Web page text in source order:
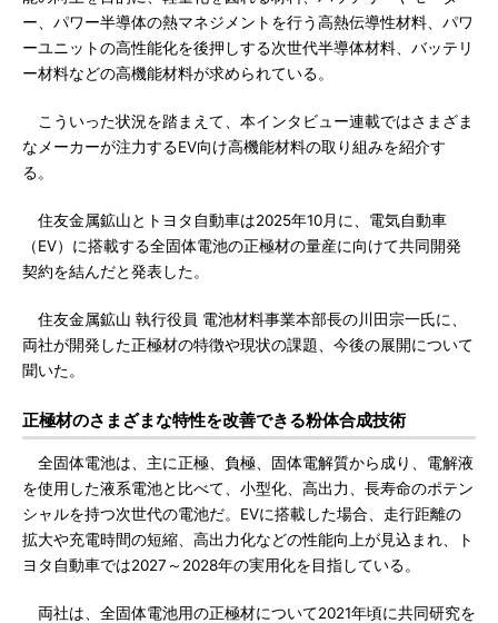
ー、パワー半導体の熱マネジメントを行う高熱伝導性材料、パワ
ーユニットの高性能化を後押しする次世代半導体材料、バッテリ
ー材料などの高機能材料が求められている。
こういった状況を踏まえて、本インタビュー連載ではさまざま
なメーカーが注力するEV向け高機能材料の取り組みを紹介す
る。
住友金属鉱山とトヨタ自動車は2025年10月に、電気自動車
（EV）に搭載する全固体電池の正極材の量産に向けて共同開発
契約を結んだと発表した。
住友金属鉱山 執行役員 電池材料事業本部長の川田宗一氏に、
両社が開発した正極材の特徴や現状の課題、今後の展開について
聞いた。
正極材のさまざまな特性を改善できる粉体合成技術
全固体電池は、主に正極、負極、固体電解質から成り、電解液
を使用した液系電池と比べて、小型化、高出力、長寿命のポテン
シャルを持つ次世代の電池だ。EVに搭載した場合、走行距離の
拡大や充電時間の短縮、高出力化などの性能向上が見込まれ、ト
ヨタ自動車では2027～2028年の実用化を目指している。
両社は、全固体電池用の正極材について2021年頃に共同研究を